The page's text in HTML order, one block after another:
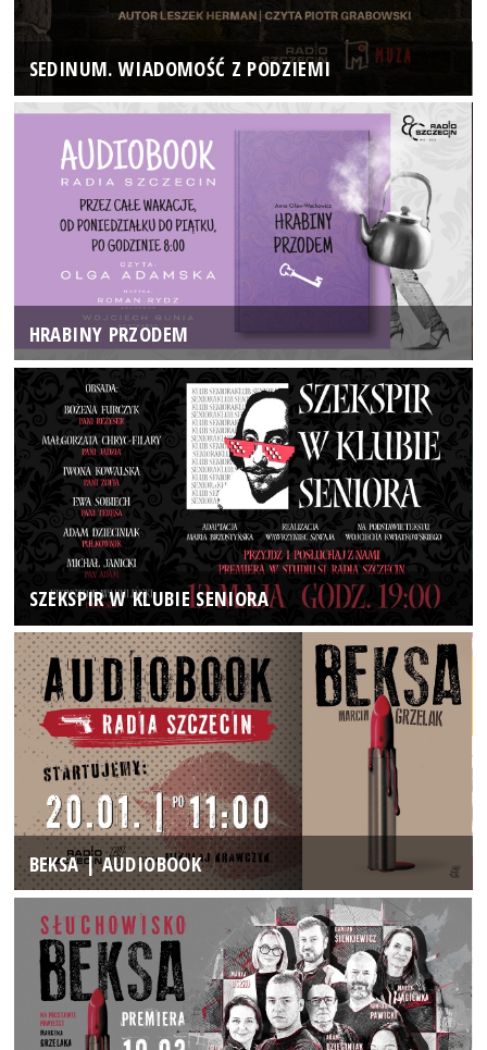
SEDINUM. WIADOMOŚĆ Z PODZIEMI
HRABINY PRZODEM
SZEKSPIR W KLUBIE SENIORA
BEKSA | AUDIOBOOK